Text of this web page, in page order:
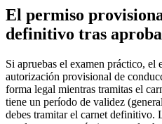
El permiso
definitivo tras
Si apruebas el examen práctico, el
autorización provisional de
forma legal mientras tramitas el
tiene un período de validez
debes tramitar el carnet definitivo.